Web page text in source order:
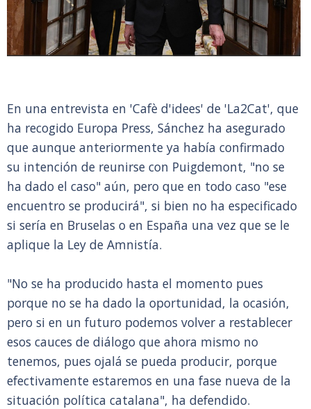
En una entrevista en 'Cafè d'idees' de 'La2Cat', que
ha recogido Europa Press, Sánchez ha asegurado
que aunque anteriormente ya había confirmado
su intención de reunirse con Puigdemont, "no se
ha dado el caso" aún, pero que en todo caso "ese
encuentro se producirá", si bien no ha especificado
si sería en Bruselas o en España una vez que se le
aplique la Ley de Amnistía.
"No se ha producido hasta el momento pues
porque no se ha dado la oportunidad, la ocasión,
pero si en un futuro podemos volver a restablecer
esos cauces de diálogo que ahora mismo no
tenemos, pues ojalá se pueda producir, porque
efectivamente estaremos en una fase nueva de la
situación política catalana", ha defendido.